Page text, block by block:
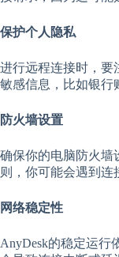
保护个人隐私
进行远程连接时，要
敏感信息，比如银行
防火墙设置
确保你的电脑防火墙
则，你可能会遇到连
网络稳定性
AnyDesk的稳定运行